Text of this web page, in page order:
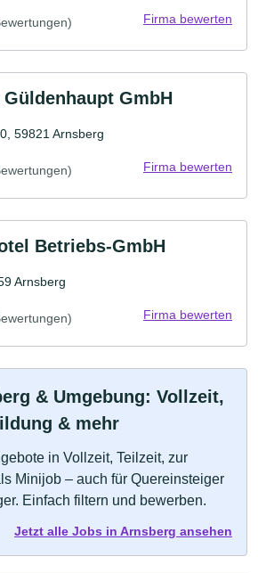
Firma bewerten
GmbH
59821 Arnsberg
Firma bewerten
Betriebs-GmbH
Arnsberg
Firma bewerten
& Umgebung: Vollzeit,
& mehr
in Vollzeit, Teilzeit, zur
Minijob – auch für Quereinsteiger
Einfach filtern und bewerben.
Jetzt alle Jobs in Arnsberg ansehen